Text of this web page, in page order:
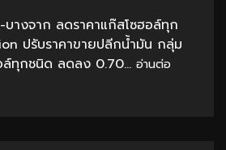
บางจาก ลดราคาแก๊สโซฮอล์ทุก
ปรับราคาขายปลีกน้ำมัน กลุ่ม
ล์ทุกชนิด ลดลง 0.70... อ่านต่อ